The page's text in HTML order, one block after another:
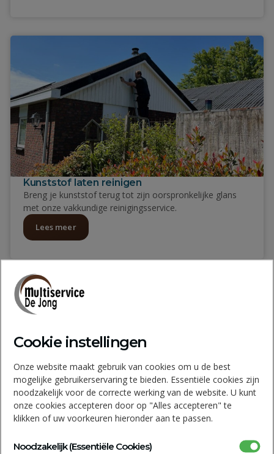
Kunststof laten reinigen
Breng je kunststof terug tot zijn oorspronkelijke glans
met onze vakkundige reinigingsservice.
Lees meer
Glasbewassing
vlekkeloos en glanzend schoon.
Cookie instellingen
Onze website maakt gebruik van cookies om u de best
mogelijke gebruikerservaring te bieden. Essentiële cookies zijn
noodzakelijk voor de correcte werking van de website. U kunt
onze cookies accepteren door op "Alles accepteren" te
klikken of uw voorkeuren hieronder aan te passen.
Noodzakelijk (Essentiële Cookies)